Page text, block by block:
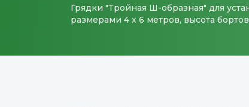
Грядки "Тройная Ш-образная" для
размерами 4 х 6 метров, высота